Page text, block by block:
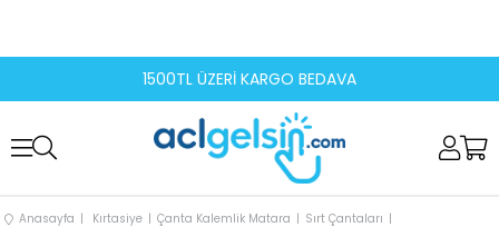
1500TL ÜZERİ KARGO BEDAVA
Anasayfa Kırtasiye Çanta Kalemlik Matara Sırt Çantaları